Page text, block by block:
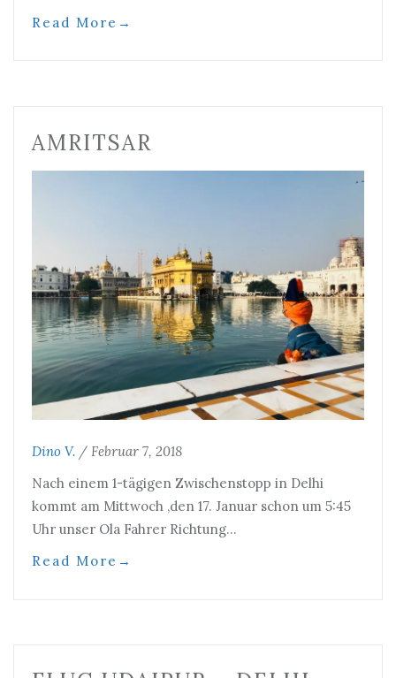
Read More →
AMRITSAR
Dino V. / Februar 7, 2018
Nach einem 1-tägigen Zwischenstopp in Delhi
kommt am Mittwoch ,den 17. Januar schon um 5:45
Uhr unser Ola Fahrer Richtung…
Read More →